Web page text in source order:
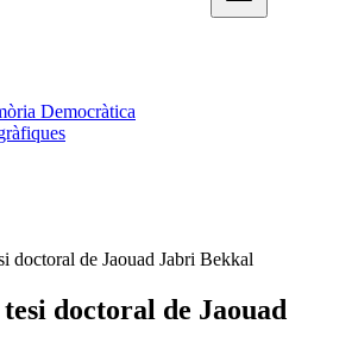
Democràtica
doctoral de Jaouad Jabri Bekkal
doctoral de Jaouad